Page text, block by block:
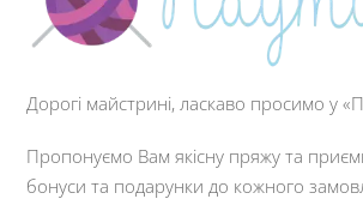
Дорогі майстрині, ласкаво просимо у
Пропонуємо Вам якісну пряжу та
бонуси та подарунки до кожного